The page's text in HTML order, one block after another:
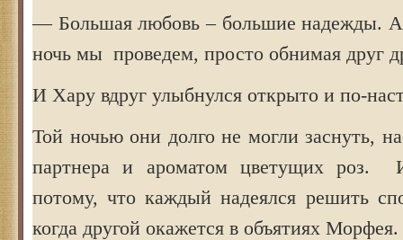
— Большая любовь – большие надежды. А
ночь мы проведем, просто обнимая друг
И Хару вдруг улыбнулся открыто и по-
Той ночью они долго не могли заснуть,
партнера и ароматом цветущих роз.
потому, что каждый надеялся решить
когда другой окажется в объятиях Морфея.